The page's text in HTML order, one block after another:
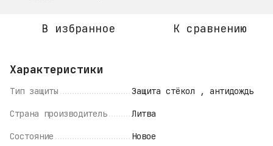
В избранное К сравнению
Характеристики
Тип защиты Защита стёкол , антидождь
Страна производитель Литва
Состояние Новое